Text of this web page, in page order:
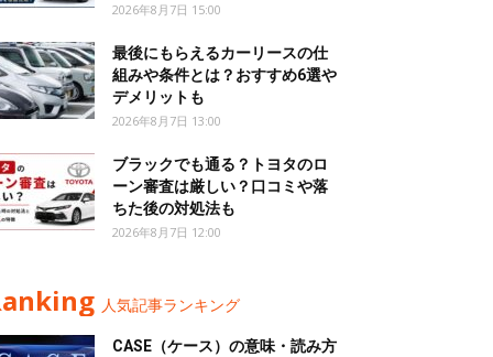
2026年8月7日 15:00
最後にもらえるカーリースの仕
組みや条件とは？おすすめ6選や
デメリットも
2026年8月7日 13:00
ブラックでも通る？トヨタのロ
ーン審査は厳しい？口コミや落
ちた後の対処法も
2026年8月7日 12:00
人気記事ランキング
CASE（ケース）の意味・読み方